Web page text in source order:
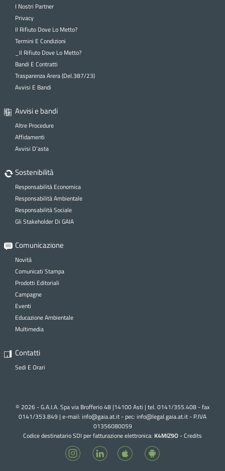
I Nostri Partner
Privacy
Il Rifiuto Dove Lo Metto?
Termini E Condizioni
_Il Rifiuto Dove Lo Metto?
Bandi E Contratti
Trasparenza Arera (Del.387/23)
Avvisi E Bandi
Avvisi e bandi
Altre Procedure
Affidamenti
Avvisi D’asta
Sostenibilità
Responsabilità Economica
Responsabilità Ambientale
Responsabilità Sociale
Gli Stakeholder Di GAIA
Comunicazione
Novità
Comunicati Stampa
Prodotti Editoriali
Campagne
Eventi
Educazione Ambientale
Multimedia
Contatti
Sedi E Orari
© 2026 - G.A.I.A. Spa via Brofferio 48 |14100 Asti | tel. 0141/355.408 - fax
0141/353.849 | e-mail: info@gaia.at.it - pec: info@legal.gaia.at.it- P.IVA
01356080059
Codice destinatario SDI per fatturazione elettronica: K4MIZ9O-Credits